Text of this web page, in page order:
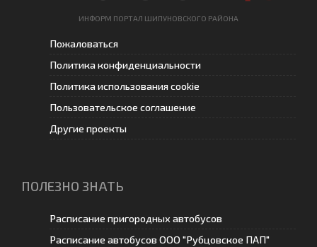
ИНФОРМ ПОРТАЛ ШИПУНОВСКОГО РАЙОНА
Пожаловаться
Политика конфиденциальности
Политика использования cookie
Пользовательское соглашение
Другие проекты
ПОЛЕЗНО ЗНАТЬ
Расписание пригородных автобусов
Расписание автобусов ООО "Рубцовское ПАП"